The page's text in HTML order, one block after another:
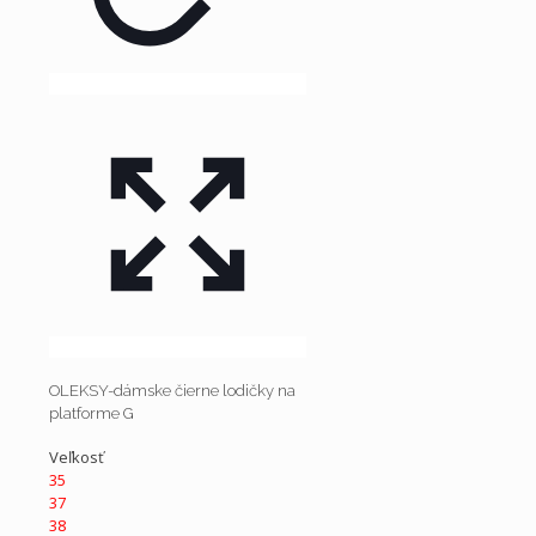
OLEKSY-dámske čierne lodičky na
platforme G
Veľkosť
35
37
38